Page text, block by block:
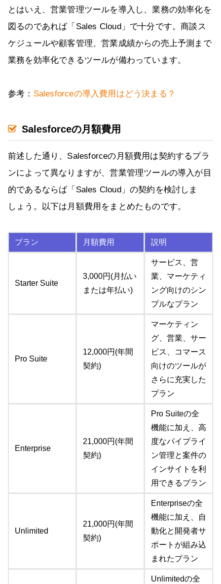
とはいえ、営業管理ツールを導入し、業務の効率化を
図るのであれば「Sales Cloud」で十分です。商談ス
ケジュールや顧客管理、営業成績からの売上予測まで
業務を効率化できるツールが備わっています。
参考： Salesforceの導入費用はどう決まる？
Salesforceの月額費用
前述した通り、Salesforceの月額費用は契約するプラ
ンによって異なりますが、営業管理ツールの導入が目
的であるならば「Sales Cloud」の契約を検討しま
しょう。以下は月額費用をまとめたものです。
プラン 月額費用 説明
Starter Suite
3,000円(月払い
または年払い)
サービス、営
業、マーケティ
ング向けのシン
プルなプラン
Pro Suite
12,000円(年間
契約)
マーケティン
グ、営業、サー
ビス、コマース
向けのツールが
さらに充実した
プラン
Enterprise
21,000円(年間
契約)
Pro Suiteの全
機能に加え、高
度なパイプライ
ン管理と案件の
インサイトを利
用できるプラン
Unlimited
21,000円(年間
契約)
Enterpriseの全
機能に加え、自
動化と開発者サ
ポートが組み込
まれたプラン
Unlimitedの全